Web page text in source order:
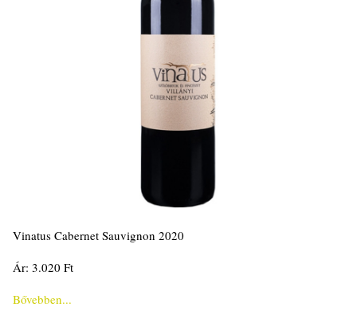
Vinatus Cabernet Sauvignon 2020
Ár: 3.020 Ft
Bővebben...